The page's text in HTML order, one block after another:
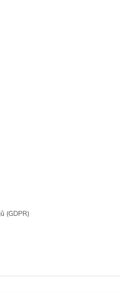
(GDPR)